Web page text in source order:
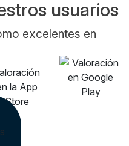
usuarios
excelentes en